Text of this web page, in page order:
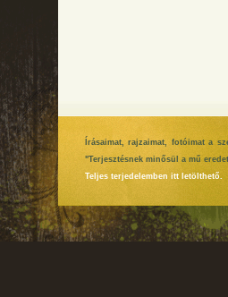
Írásaimat, rajzaimat, fotóimat a
"Terjesztésnek minősül a mű
Teljes terjedelemben itt letölthető.